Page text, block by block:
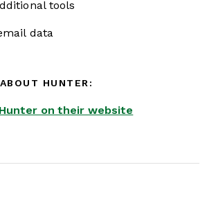
tools
data
HUNTER:
on their website